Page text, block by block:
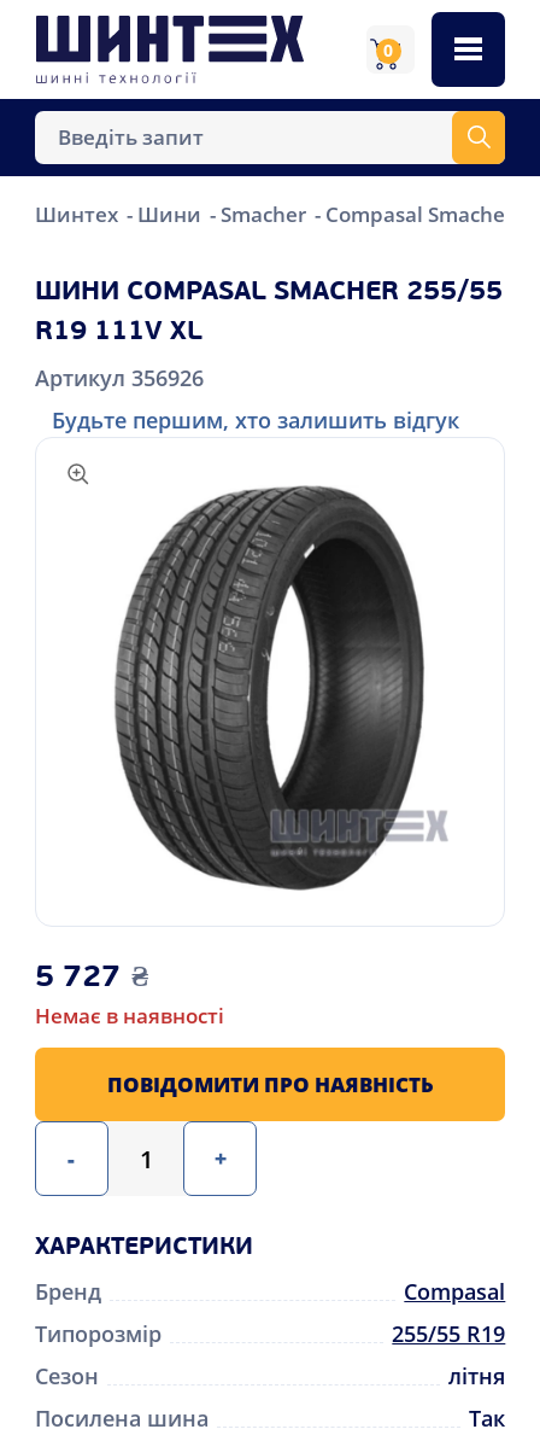
0
Шинтех Шини Smacher Compasal Smacher
ШИНИ COMPASAL SMACHER 255/55
R19 111V XL
Артикул 356926
Будьте першим, хто залишить відгук
5 727 ₴
Немає в наявності
- +
ПОВІДОМИТИ ПРО НАЯВНІСТЬ
ХАРАКТЕРИСТИКИ
Бренд
Compasal
Типорозмір
255/55 R19
Сезон
літня
Посилена шина
Так